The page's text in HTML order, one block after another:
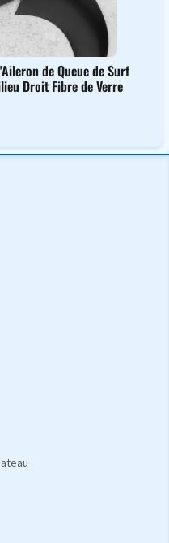
de Queue de Surf
Droit Fibre de Verre